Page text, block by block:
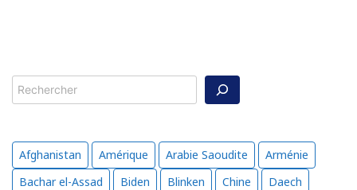
Rechercher
Afghanistan Amérique Arabie Saoudite
Arménie
Bachar el-Assad
Biden Blinken Chine
Daech